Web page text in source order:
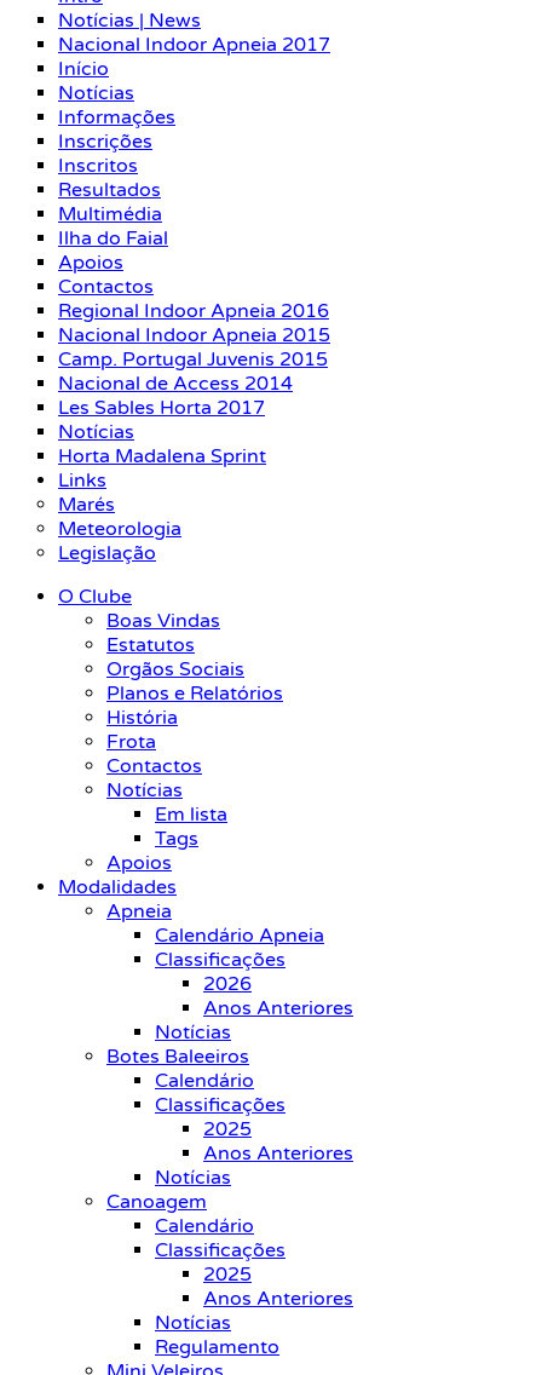
Notícias | News
Nacional Indoor Apneia 2017
Início
Notícias
Informações
Inscrições
Inscritos
Resultados
Multimédia
Ilha do Faial
Apoios
Contactos
Regional Indoor Apneia 2016
Nacional Indoor Apneia 2015
Camp. Portugal Juvenis 2015
Nacional de Access 2014
Les Sables Horta 2017
Notícias
Horta Madalena Sprint
Links
Marés
Meteorologia
Legislação
O Clube
Boas Vindas
Estatutos
Orgãos Sociais
Planos e Relatórios
História
Frota
Contactos
Notícias
Em lista
Tags
Apoios
Modalidades
Apneia
Calendário Apneia
Classificações
2026
Anos Anteriores
Notícias
Botes Baleeiros
Calendário
Classificações
2025
Anos Anteriores
Notícias
Canoagem
Calendário
Classificações
2025
Anos Anteriores
Notícias
Regulamento